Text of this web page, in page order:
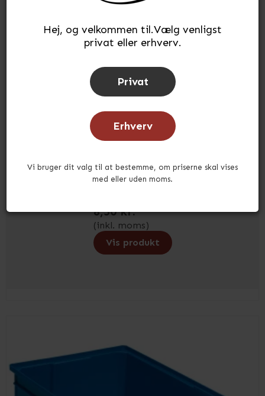
Hej, og velkommen til.Vælg venligst
privat eller erhverv.
Privat
Erhverv
Vi bruger dit valg til at bestemme, om priserne skal vises
med eller uden moms.
Plukkasse i blå - 17x10 cm
8,50 kr.
(inkl. moms)
Vis produkt